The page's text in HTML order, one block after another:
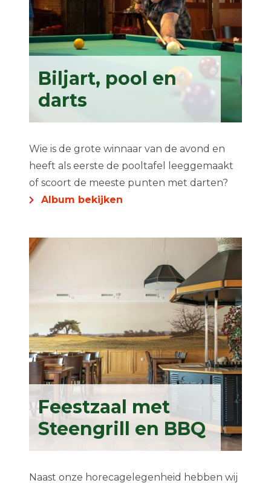
Biljart, pool en
darts
Wie is de grote winnaar van de avond en
heeft als eerste de pooltafel leeggemaakt
of scoort de meeste punten met darten?
Album bekijken
Feestzaal met
Steengrill en BBQ
Naast onze horecagelegenheid hebben wij